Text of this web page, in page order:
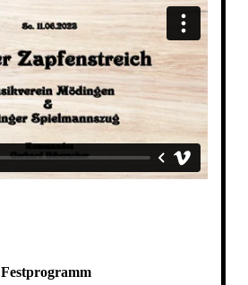
Festprogramm